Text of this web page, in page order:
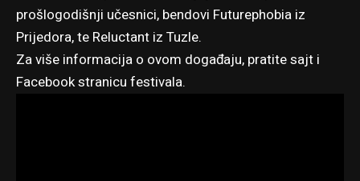
prošlogodišnji učesnici, bendovi Futurephobia iz
Prijedora, te Reluctant iz Tuzle.
Za više informacija o ovom događaju, pratitesajt i
Facebook stranicu festivala.